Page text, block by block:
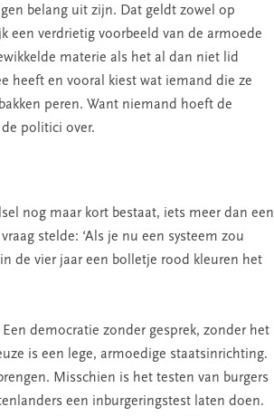
belang uit zijn. Dat geldt zowel op
een verdrietig voorbeeld van de armoede
materie als het al dan niet lid
heeft en vooral kiest wat iemand die ze
peren. Want niemand hoeft de
politici over.
nog maar kort bestaat, iets meer dan een
stelde: ‘Als je nu een systeem zou
de vier jaar een bolletje rood kleuren het
democratie zonder gesprek, zonder het
is een lege, armoedige staatsinrichting.
Misschien is het testen van burgers
een inburgeringstest laten doen.